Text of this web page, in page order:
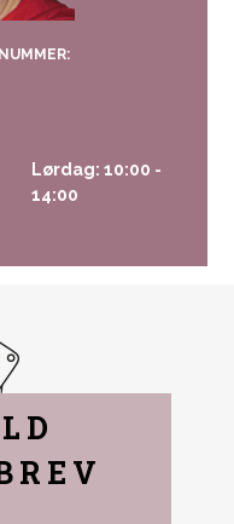
Lørdag: 10:00 -
14:00